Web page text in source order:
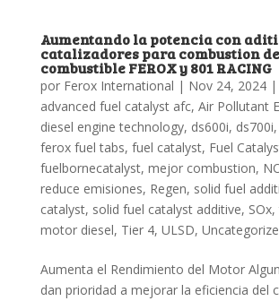
Aumentando la potencia con
catalizadores para combustion de
combustible FEROX y 801 RACING
por Ferox International | Nov 24, 2024|
advanced fuel catalyst afc, Air Pollutant
diesel engine technology, ds600i, ds700i,
ferox fuel tabs, fuel catalyst, Fuel
fuelbornecatalyst, mejor combustion,
reduce emisiones, Regen, solid fuel
catalyst, solid fuel catalyst additive, SOx,
motor diesel, Tier 4, ULSD,
Aumenta el Rendimiento del Motor
dan prioridad a mejorar la eficiencia del